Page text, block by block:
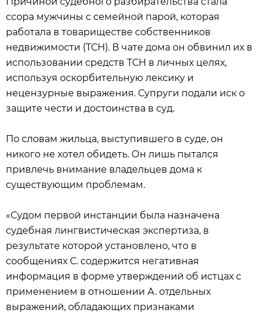
ссора мужчины с семейной парой, которая
работала в товариществе собственников
недвижимости (ТСН). В чате дома он обвинил их в
использовании средств ТСН в личных целях,
используя оскорбительную лексику и
нецензурные выражения. Супруги подали иск о
защите чести и достоинства в суд.
По словам жильца, выступившего в суде, он
никого не хотел обидеть. Он лишь пытался
привлечь внимание владельцев дома к
существующим проблемам.
«Судом первой инстанции была назначена
судебная лингвистическая экспертиза, в
результате которой установлено, что в
сообщениях С. содержится негативная
информация в форме утверждений об истцах с
применением в отношении А. отдельных
выражений, обладающих признаками